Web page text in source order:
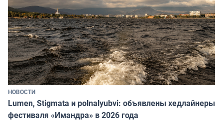
НОВОСТИ
Lumen, Stigmata и polnalyubvi: объявлены хедлайнеры
фестиваля «Имандра» в 2026 года